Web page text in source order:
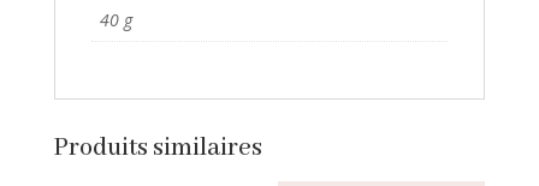
40 g
Produits similaires